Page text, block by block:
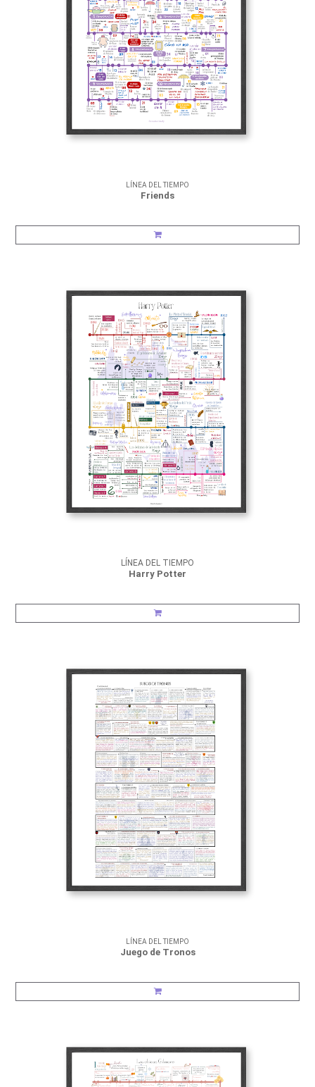
LÍNEA DEL TIEMPO
Friends
LÍNEA DEL TIEMPO
Harry Potter
LÍNEA DEL TIEMPO
Juego de Tronos